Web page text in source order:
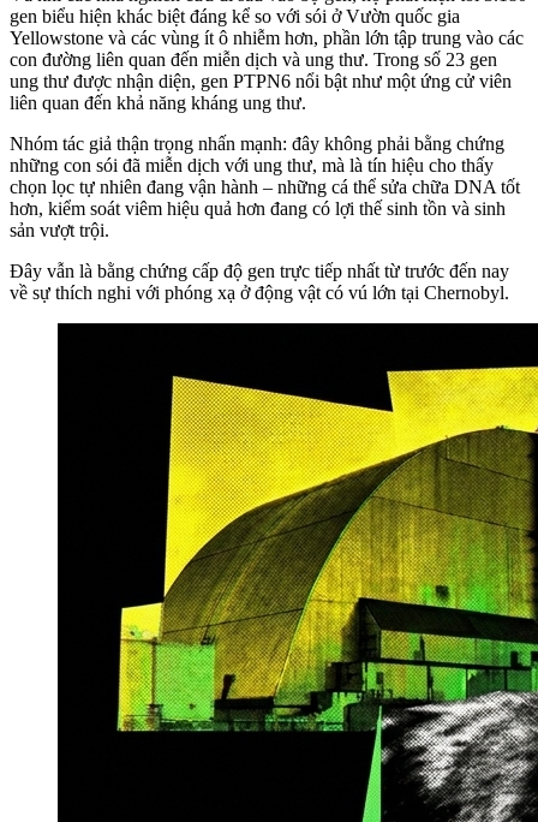
gen biểu hiện khác biệt đáng kể so với sói ở Vườn quốc gia
Yellowstone và các vùng ít ô nhiễm hơn, phần lớn tập trung vào các
con đường liên quan đến miễn dịch và ung thư. Trong số 23 gen
ung thư được nhận diện, gen PTPN6 nổi bật như một ứng cử viên
liên quan đến khả năng kháng ung thư.
Nhóm tác giả thận trọng nhấn mạnh: đây không phải bằng chứng
những con sói đã miễn dịch với ung thư, mà là tín hiệu cho thấy
chọn lọc tự nhiên đang vận hành – những cá thể sửa chữa DNA tốt
hơn, kiểm soát viêm hiệu quả hơn đang có lợi thế sinh tồn và sinh
sản vượt trội.
Đây vẫn là bằng chứng cấp độ gen trực tiếp nhất từ trước đến nay
về sự thích nghi với phóng xạ ở động vật có vú lớn tại Chernobyl.